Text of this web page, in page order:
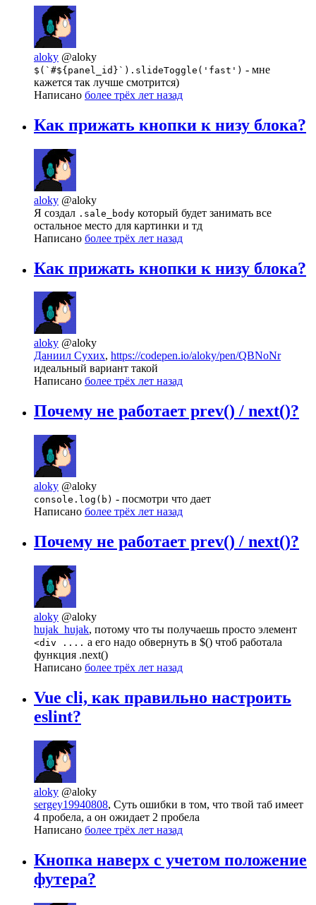
aloky @aloky
$(`#${panel_id}`).slideToggle('fast') - мне
кажется так лучше смотрится)
Написано более трёх лет назад
Как прижать кнопки к низу блока?
aloky @aloky
Я создал .sale_body который будет занимать все
остальное место для картинки и тд
Написано более трёх лет назад
Как прижать кнопки к низу блока?
aloky @aloky
Даниил Сухих, https://codepen.io/aloky/pen/QBNoNr
идеальный вариант такой
Написано более трёх лет назад
Почему не работает prev() / next()?
aloky @aloky
console.log(b) - посмотри что дает
Написано более трёх лет назад
Почему не работает prev() / next()?
aloky @aloky
hujak_hujak, потому что ты получаешь просто элемент
<div .... а его надо обвернуть в $() чтоб работала
функция .next()
Написано более трёх лет назад
Vue cli, как правильно настроить
eslint?
aloky @aloky
sergey19940808, Суть ошибки в том, что твой таб имеет
4 пробела, а он ожидает 2 пробела
Написано более трёх лет назад
Кнопка наверх с учетом положение
футера?